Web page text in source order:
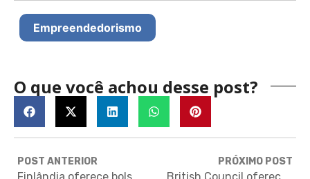
Empreendedorismo
O que você achou desse post?
POST ANTERIOR
Finlândia oferece bolsas de estudo para curso em inglês de jornalismo
PRÓXIMO POST
British Council oferece bolsas de estudo para curso de teatro na Escócia